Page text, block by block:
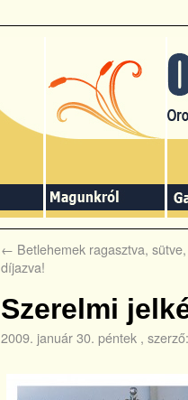
← Betlehemek ragasztva,
díjazva!
Szerelmi
2009. január 30. péntek , szerző: